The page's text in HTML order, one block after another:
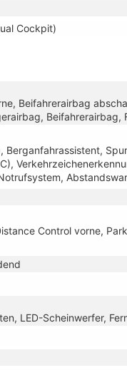
Cockpit)
Beifahrerairbag
Beifahrerairbag,
Control vorne,
LED-Scheinwerfer,